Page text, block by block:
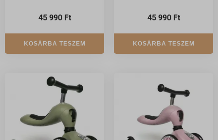
45 990 Ft
KOSÁRBA TESZEM
45 990 Ft
KOSÁRBA TESZEM